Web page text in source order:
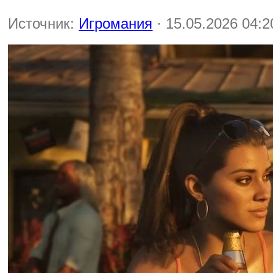
Источник: Игромания · 15.05.2026